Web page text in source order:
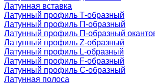
Латунная вставка
Латунный профиль Т-образный
Латунный профиль П-образный
Латунный профиль П-образный
Латунный профиль Z-образный
Латунный профиль L-образный
Латунный профиль F-образный
Латунный профиль C-образный
Латунная полоса